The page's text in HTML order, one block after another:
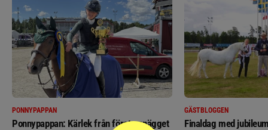
PONNYPAPPAN
Ponnypappan: Kärlek från första gnägget
GÄSTBLOGGEN
Finaldag med